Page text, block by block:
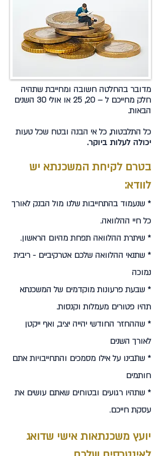
מדובר בהחלטה חשובה ומחייבת שתהיה
חלק מחייכם ל – 20, 25 או אולי 30 השנים
הבאות.
כל התלבטות, כל אי הבנה ובטח שכל טעות
יכולה לעלות ביוקר.
בטרם לקיחת המשכנתא יש
לוודא:
* שנעמוד בהתחייבות שלנו מול הבנק לאורך
כל חיי ההלוואה.
* שיתרת ההלוואה תפחת מהיום הראשון.
* שתנאי ההלוואה שלכם אטרקיביים - ריבית
נמוכה
* שבעת פרעונות מוקדמים של המשכנתא
תהיו פטורים מעמלות וקנסות.
* שההחזר החודשי יהייה יציב, ואף ייקטן
לאורך השנים
* שתבינו על אילו מסמכים והתחייבויות אתם
חותמים
* שתהיו רגועים ובטוחים שאתם עושים את
עסקת חייכם.
יועץ משכנתאות אישי שדואג